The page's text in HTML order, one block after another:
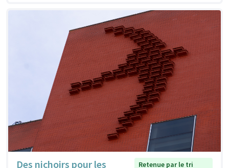
Des nichoirs pour les
Retenue par le tri